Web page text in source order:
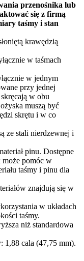
przenośnika lub
się z firmą
taśmy i stan
krawędzią
w taśmach
w jednym
przy jednej
w obu
muszą być
skrętu i w co
ze stali nierdzewnej i
pinu. Dostępne
może pomóc w
taśmy i pinu dla
znajdują się w
w układach
taśmy.
niż standardowa
1,88 cala (47,75 mm).